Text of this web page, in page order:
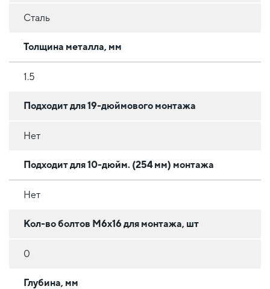
Сталь
Толщина металла, мм
1.5
Подходит для 19-дюймового монтажа
Нет
Подходит для 10-дюйм. (254 мм) монтажа
Нет
Кол-во болтов М6х16 для монтажа, шт
0
Глубина, мм